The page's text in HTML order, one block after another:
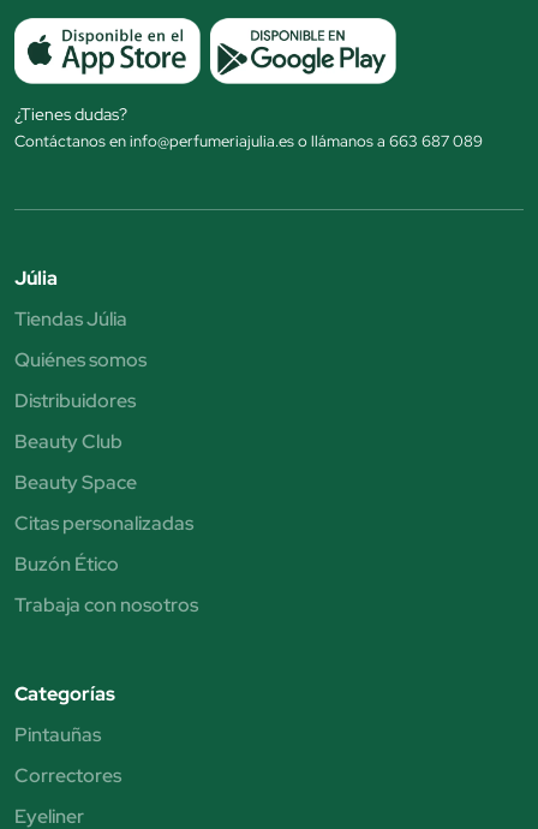
¿Tienes dudas?
Contáctanos en info@perfumeriajulia.es o llámanos a 663 687 089
Júlia
Tiendas Júlia
Quiénes somos
Distribuidores
Beauty Club
Beauty Space
Citas personalizadas
Buzón Ético
Trabaja con nosotros
Categorías
Pintauñas
Correctores
Eyeliner